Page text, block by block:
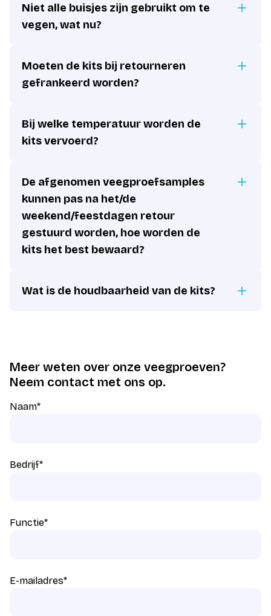
Niet alle buisjes zijn gebruikt om te
vegen, wat nu?
Moeten de kits bij retourneren
gefrankeerd worden?
Bij welke temperatuur worden de
kits vervoerd?
De afgenomen veegproefsamples
kunnen pas na het/de
weekend/feestdagen retour
gestuurd worden, hoe worden de
kits het best bewaard?
Wat is de houdbaarheid van de kits?
Meer weten over onze veegproeven?
Neem contact met ons op.
Naam*
Bedrijf*
Functie*
E-mailadres*